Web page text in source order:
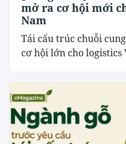
mở ra cơ hội mới
Nam
Tái cấu trúc chuỗi
cơ hội lớn cho logistics